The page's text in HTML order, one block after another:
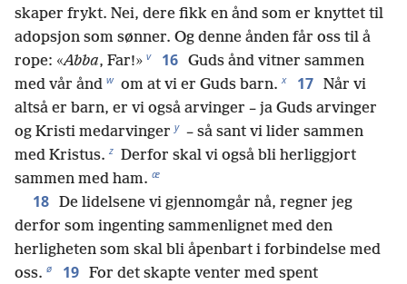
skaper frykt. Nei, dere fikk en ånd som er knyttet til
adopsjon som sønner. Og denne ånden får oss til å
rope: «Abba, Far!» v 16 Guds ånd vitner sammen
med vår ånd w om at vi er Guds barn. x 17 Når vi
altså er barn, er vi også arvinger – ja Guds arvinger
og Kristi medarvinger y – så sant vi lider sammen
med Kristus. z Derfor skal vi også bli herliggjort
sammen med ham. æ
18 De lidelsene vi gjennomgår nå, regner jeg
derfor som ingenting sammenlignet med den
herligheten som skal bli åpenbart i forbindelse med
oss. ø 19 For det skapte venter med spent